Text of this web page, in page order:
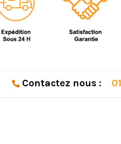
Contactez nous :